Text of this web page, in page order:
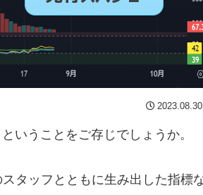
2023.08.30
いうことをご存じでしょうか。
タッフとともに生み出した指標な